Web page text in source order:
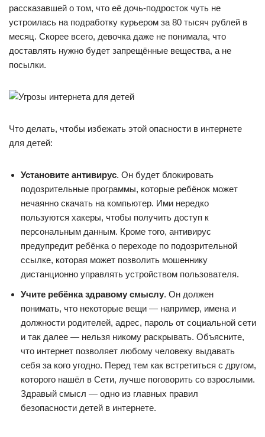
рассказавшей о том, что её дочь-подросток чуть не
устроилась на подработку курьером за 80 тысяч рублей в
месяц. Скорее всего, девочка даже не понимала, что
доставлять нужно будет запрещённые вещества, а не
посылки.
Что делать, чтобы избежать этой опасности в интернете
для детей:
Установите антивирус. Он будет блокировать
подозрительные программы, которые ребёнок может
нечаянно скачать на компьютер. Ими нередко
пользуются хакеры, чтобы получить доступ к
персональным данным. Кроме того, антивирус
предупредит ребёнка о переходе по подозрительной
ссылке, которая может позволить мошеннику
дистанционно управлять устройством пользователя.
Учите ребёнка здравому смыслу. Он должен
понимать, что некоторые вещи — например, имена и
должности родителей, адрес, пароль от социальной сети
и так далее — нельзя никому раскрывать. Объясните,
что интернет позволяет любому человеку выдавать
себя за кого угодно. Перед тем как встретиться с другом,
которого нашёл в Сети, лучше поговорить со взрослыми.
Здравый смысл — одно из главных правил
безопасности детей в интернете.